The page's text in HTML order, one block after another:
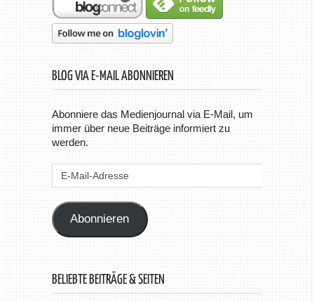
BLOG VIA E-MAIL ABONNIEREN
Abonniere das Medienjournal via E-Mail, um
immer über neue Beiträge informiert zu
werden.
Abonnieren
BELIEBTE BEITRÄGE & SEITEN